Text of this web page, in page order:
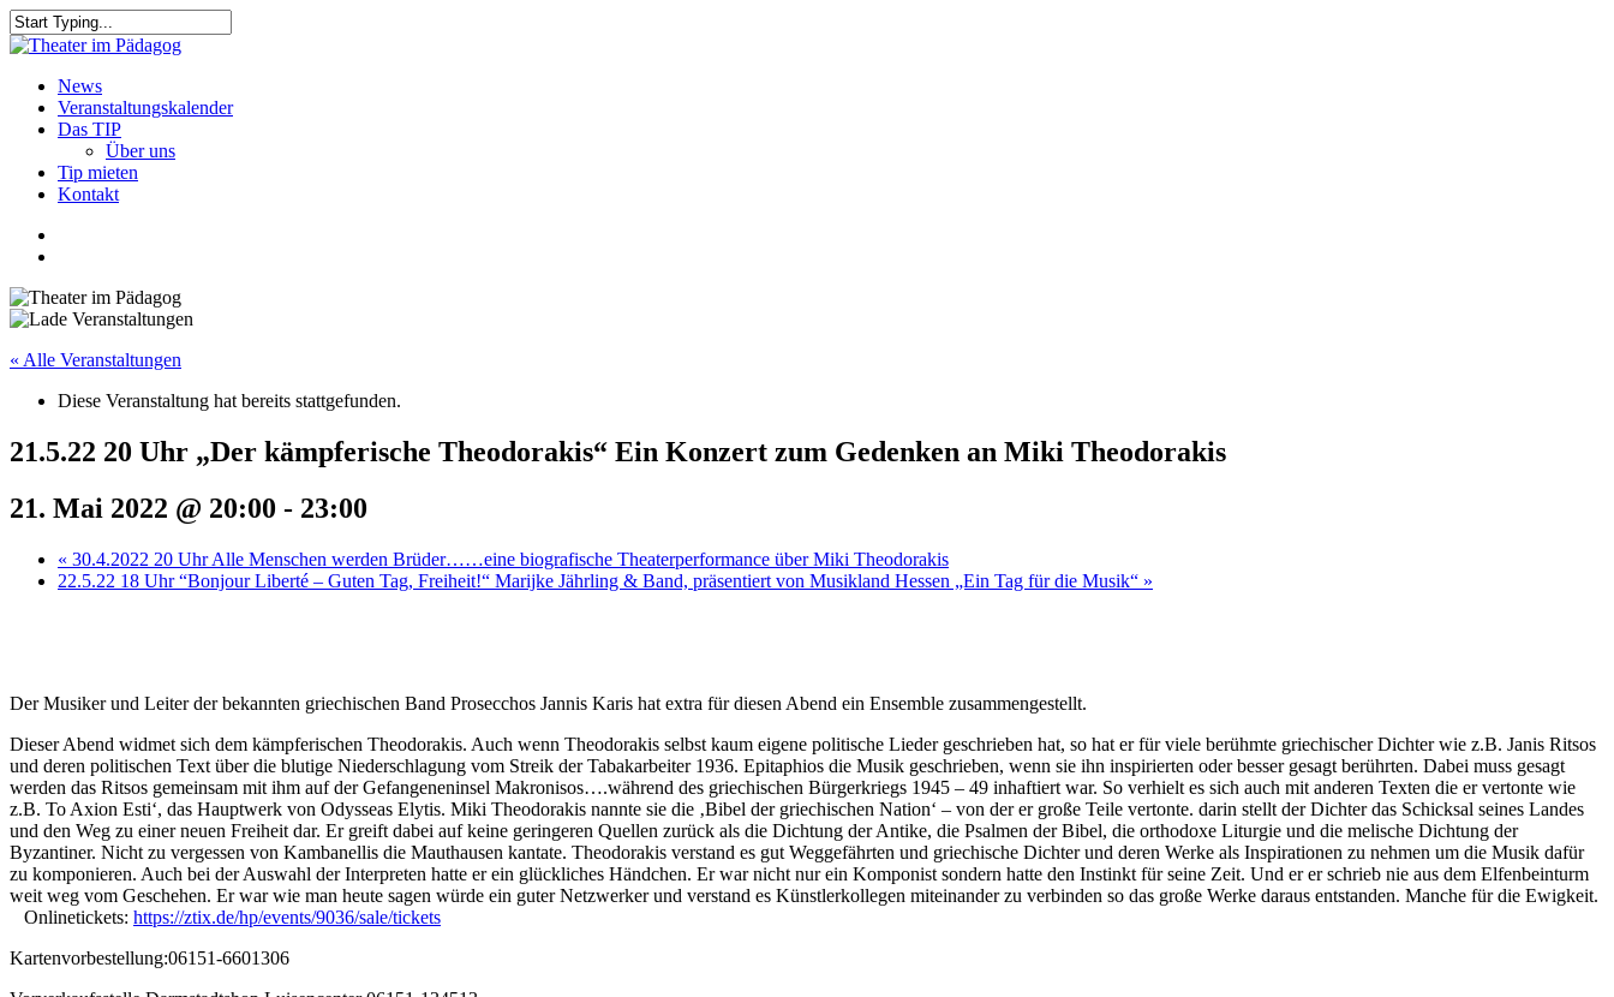
Skip
to
content
Close
search
Menu
News
Veranstaltungskalender
Das TIP
Über uns
Tip mieten
Kontakt
« Alle Veranstaltungen
Diese Veranstaltung hat bereits stattgefunden.
21.5.22 20 Uhr „Der kämpferische Theodorakis“ Ein Konzert zum Gedenken an Miki Theodorakis
21. Mai 2022 @ 20:00 - 23:00
« 30.4.2022 20 Uhr Alle Menschen werden Brüder……eine biografische Theaterperformance über Miki Theodorakis
22.5.22 18 Uhr “Bonjour Liberté – Guten Tag, Freiheit!“ Marijke Jährling & Band, präsentiert von Musikland Hessen „Ein Tag für die Musik“ »
Der Musiker und Leiter der bekannten griechischen Band Prosecchos Jannis Karis hat extra für diesen Abend ein Ensemble zusammengestellt.
Dieser Abend widmet sich dem kämpferischen Theodorakis. Auch wenn Theodorakis selbst kaum eigene politische Lieder geschrieben hat, so hat er für viele berühmte griechischer Dichter wie z.B. Janis Ritsos
und deren politischen Text über die blutige Niederschlagung vom Streik der Tabakarbeiter 1936. Epitaphios die Musik geschrieben, wenn sie ihn inspirierten oder besser gesagt berührten. Dabei muss gesagt
werden das Ritsos gemeinsam mit ihm auf der Gefangeneninsel Makronisos….während des griechischen Bürgerkriegs 1945 – 49 inhaftiert war. So verhielt es sich auch mit anderen Texten die er vertonte wie
z.B. To Axion Esti‘, das Hauptwerk von Odysseas Elytis. Miki Theodorakis nannte sie die ‚Bibel der griechischen Nation‘ – von der er große Teile vertonte. darin stellt der Dichter das Schicksal seines Landes
und den Weg zu einer neuen Freiheit dar. Er greift dabei auf keine geringeren Quellen zurück als die Dichtung der Antike, die Psalmen der Bibel, die orthodoxe Liturgie und die melische Dichtung der
Byzantiner. Nicht zu vergessen von Kambanellis die Mauthausen kantate. Theodorakis verstand es gut Weggefährten und griechische Dichter und deren Werke als Inspirationen zu nehmen um die Musik dafür
zu komponieren. Auch bei der Auswahl der Interpreten hatte er ein glückliches Händchen. Er war nicht nur ein Komponist sondern hatte den Instinkt für seine Zeit. Und er er schrieb nie aus dem Elfenbeinturm
weit weg vom Geschehen. Er war wie man heute sagen würde ein guter Netzwerker und verstand es Künstlerkollegen miteinander zu verbinden so das große Werke daraus entstanden. Manche für die Ewigkeit.
Onlinetickets: https://ztix.de/hp/events/9036/sale/tickets
Kartenvorbestellung:06151-6601306